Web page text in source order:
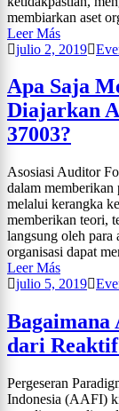
membiarkan aset
Leer Más
julio 2, 2019
Apa Saja
Diajarkan
37003?
Asosiasi Auditor
dalam memberikan
melalui kerangka
memberikan teori,
langsung oleh para
organisasi dapat
Leer Más
julio 5, 2019
dari
Pergeseran
Indonesia (AAFI)